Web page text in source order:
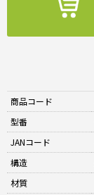
商品コード
型番
JANコード
構造
材質